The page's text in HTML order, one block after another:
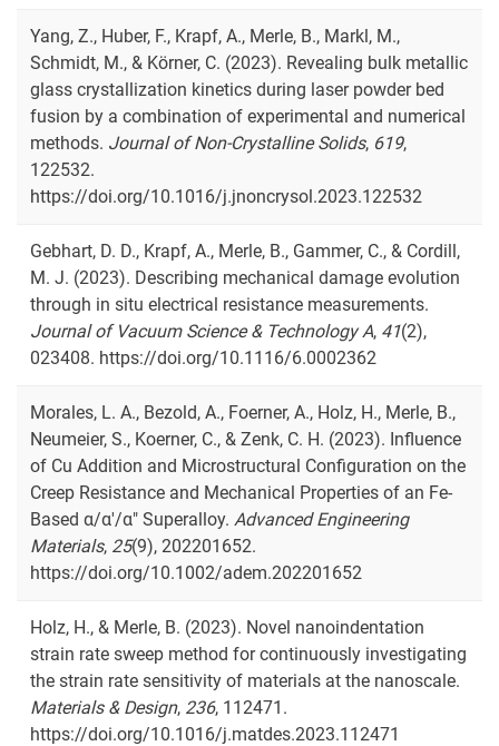
Yang, Z., Huber, F., Krapf, A., Merle, B., Markl, M.,
Schmidt, M., & Körner, C. (2023). Revealing bulk metallic
glass crystallization kinetics during laser powder bed
fusion by a combination of experimental and numerical
methods. Journal of Non-Crystalline Solids, 619,
122532.
https://doi.org/10.1016/j.jnoncrysol.2023.122532
Gebhart, D. D., Krapf, A., Merle, B., Gammer, C., & Cordill,
M. J. (2023). Describing mechanical damage evolution
through in situ electrical resistance measurements.
Journal of Vacuum Science & Technology A, 41(2),
023408. https://doi.org/10.1116/6.0002362
Morales, L. A., Bezold, A., Foerner, A., Holz, H., Merle, B.,
Neumeier, S., Koerner, C., & Zenk, C. H. (2023). Influence
of Cu Addition and Microstructural Configuration on the
Creep Resistance and Mechanical Properties of an Fe-
Based α/α′/α″ Superalloy. Advanced Engineering
Materials, 25(9), 202201652.
https://doi.org/10.1002/adem.202201652
Holz, H., & Merle, B. (2023). Novel nanoindentation
strain rate sweep method for continuously investigating
the strain rate sensitivity of materials at the nanoscale.
Materials & Design, 236, 112471.
https://doi.org/10.1016/j.matdes.2023.112471